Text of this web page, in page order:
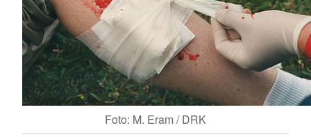
Foto: M. Eram / DRK